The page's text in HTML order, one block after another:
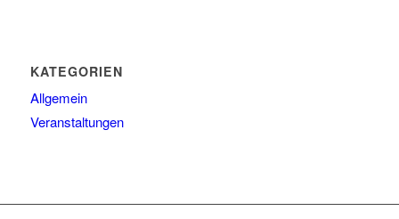
KATEGORIEN
Allgemein
Veranstaltungen